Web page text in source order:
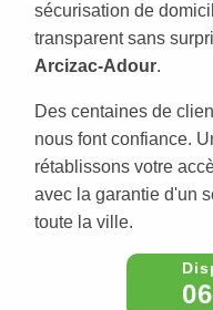
sécurisation de
transparent sans
Arcizac-Adour.
Des centaines de
nous font confiance.
rétablissons votre
avec la garantie d'un
toute la ville.